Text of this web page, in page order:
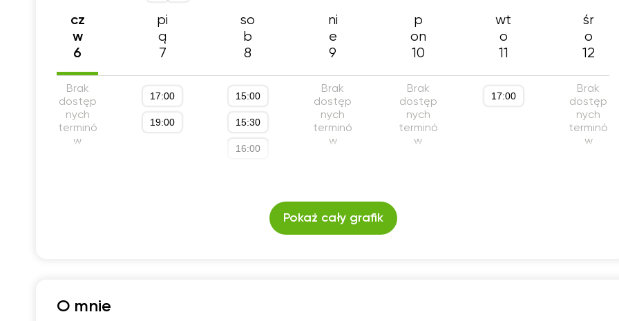
cz
w
6
pi
ą
7
so
b
8
ni
e
9
p
on
10
wt
o
11
śr
o
12
Brak
dostęp
nych
terminó
w
17:00
19:00
15:00
15:30
16:00
Brak
dostęp
nych
terminó
w
Brak
dostęp
nych
terminó
w
17:00
Brak
dostęp
nych
terminó
w
Pokaż cały grafik
O mnie